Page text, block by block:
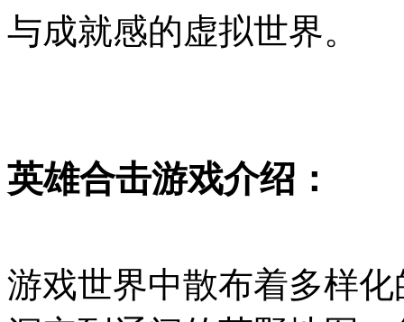
与成就感的虚拟世界。
英雄合击游戏介绍：
游戏世界中散布着多样